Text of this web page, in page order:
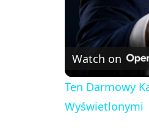
Watch on
Ten Darmowy
Wyświetlonymi